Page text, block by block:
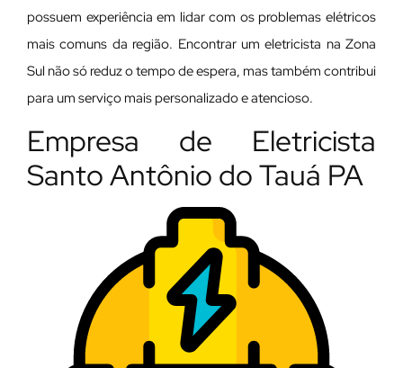
possuem experiência em lidar com os problemas elétricos
mais comuns da região. Encontrar um eletricista na Zona
Sul não só reduz o tempo de espera, mas também contribui
para um serviço mais personalizado e atencioso.
Empresa de Eletricista
Santo Antônio do Tauá PA